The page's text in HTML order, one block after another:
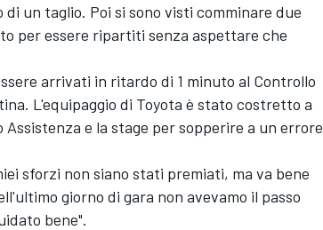
un taglio. Poi si sono visti comminare due
per essere ripartiti senza aspettare che
arrivati in ritardo di 1 minuto al Controllo
L'equipaggio di Toyota è stato costretto a
e la stage per sopperire a un errore
sforzi non siano stati premiati, ma va bene
giorno di gara non avevamo il passo
bene".